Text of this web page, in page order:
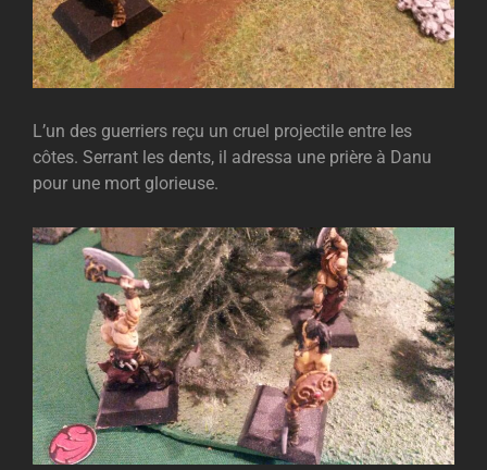
L’un des guerriers reçu un cruel projectile entre les
côtes. Serrant les dents, il adressa une prière à Danu
pour une mort glorieuse.